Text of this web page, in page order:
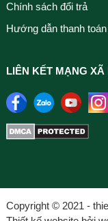
Chính sách đổi trả
Hướng dẫn thanh toán
LIÊN KẾT MẠNG XÃ
Copyright © 2021 -